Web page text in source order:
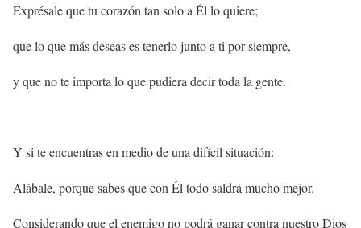
Exprésale que tu corazón tan solo a Él lo quiere;
que lo que más deseas es tenerlo junto a ti por siempre,
y que no te importa lo que pudiera decir toda la gente.
Y si te encuentras en medio de una difícil situación:
Alábale, porque sabes que con Él todo saldrá mucho mejor.
Considerando que el enemigo no podrá ganar contra nuestro Dios